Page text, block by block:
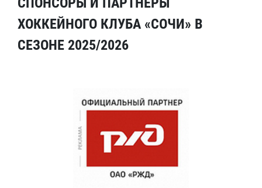
ХОККЕЙНОГО КЛУБА «СОЧИ» В
СЕЗОНЕ 2025/2026